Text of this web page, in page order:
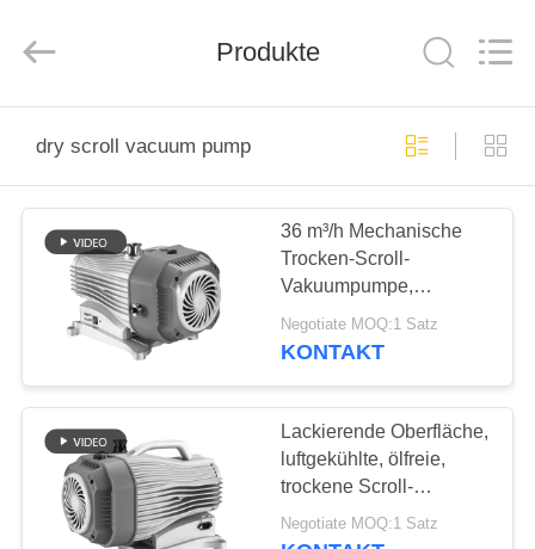
HAUSE
PRODUKTE
ÜBER
WERKSBESICHTIGUNG
QUALITÄTSKONTROLLE
Ltd..
Produkte
dry scroll vacuum pump
36 m³/h Mechanische
Trocken-Scroll-
Vakuumpumpe,
luftgekühlt, ölfrei
Negotiate MOQ:1 Satz
KONTAKT
Lackierende Oberfläche,
luftgekühlte, ölfreie,
trockene Scroll-
Vakuumpumpe, 16 m3/h
Negotiate MOQ:1 Satz